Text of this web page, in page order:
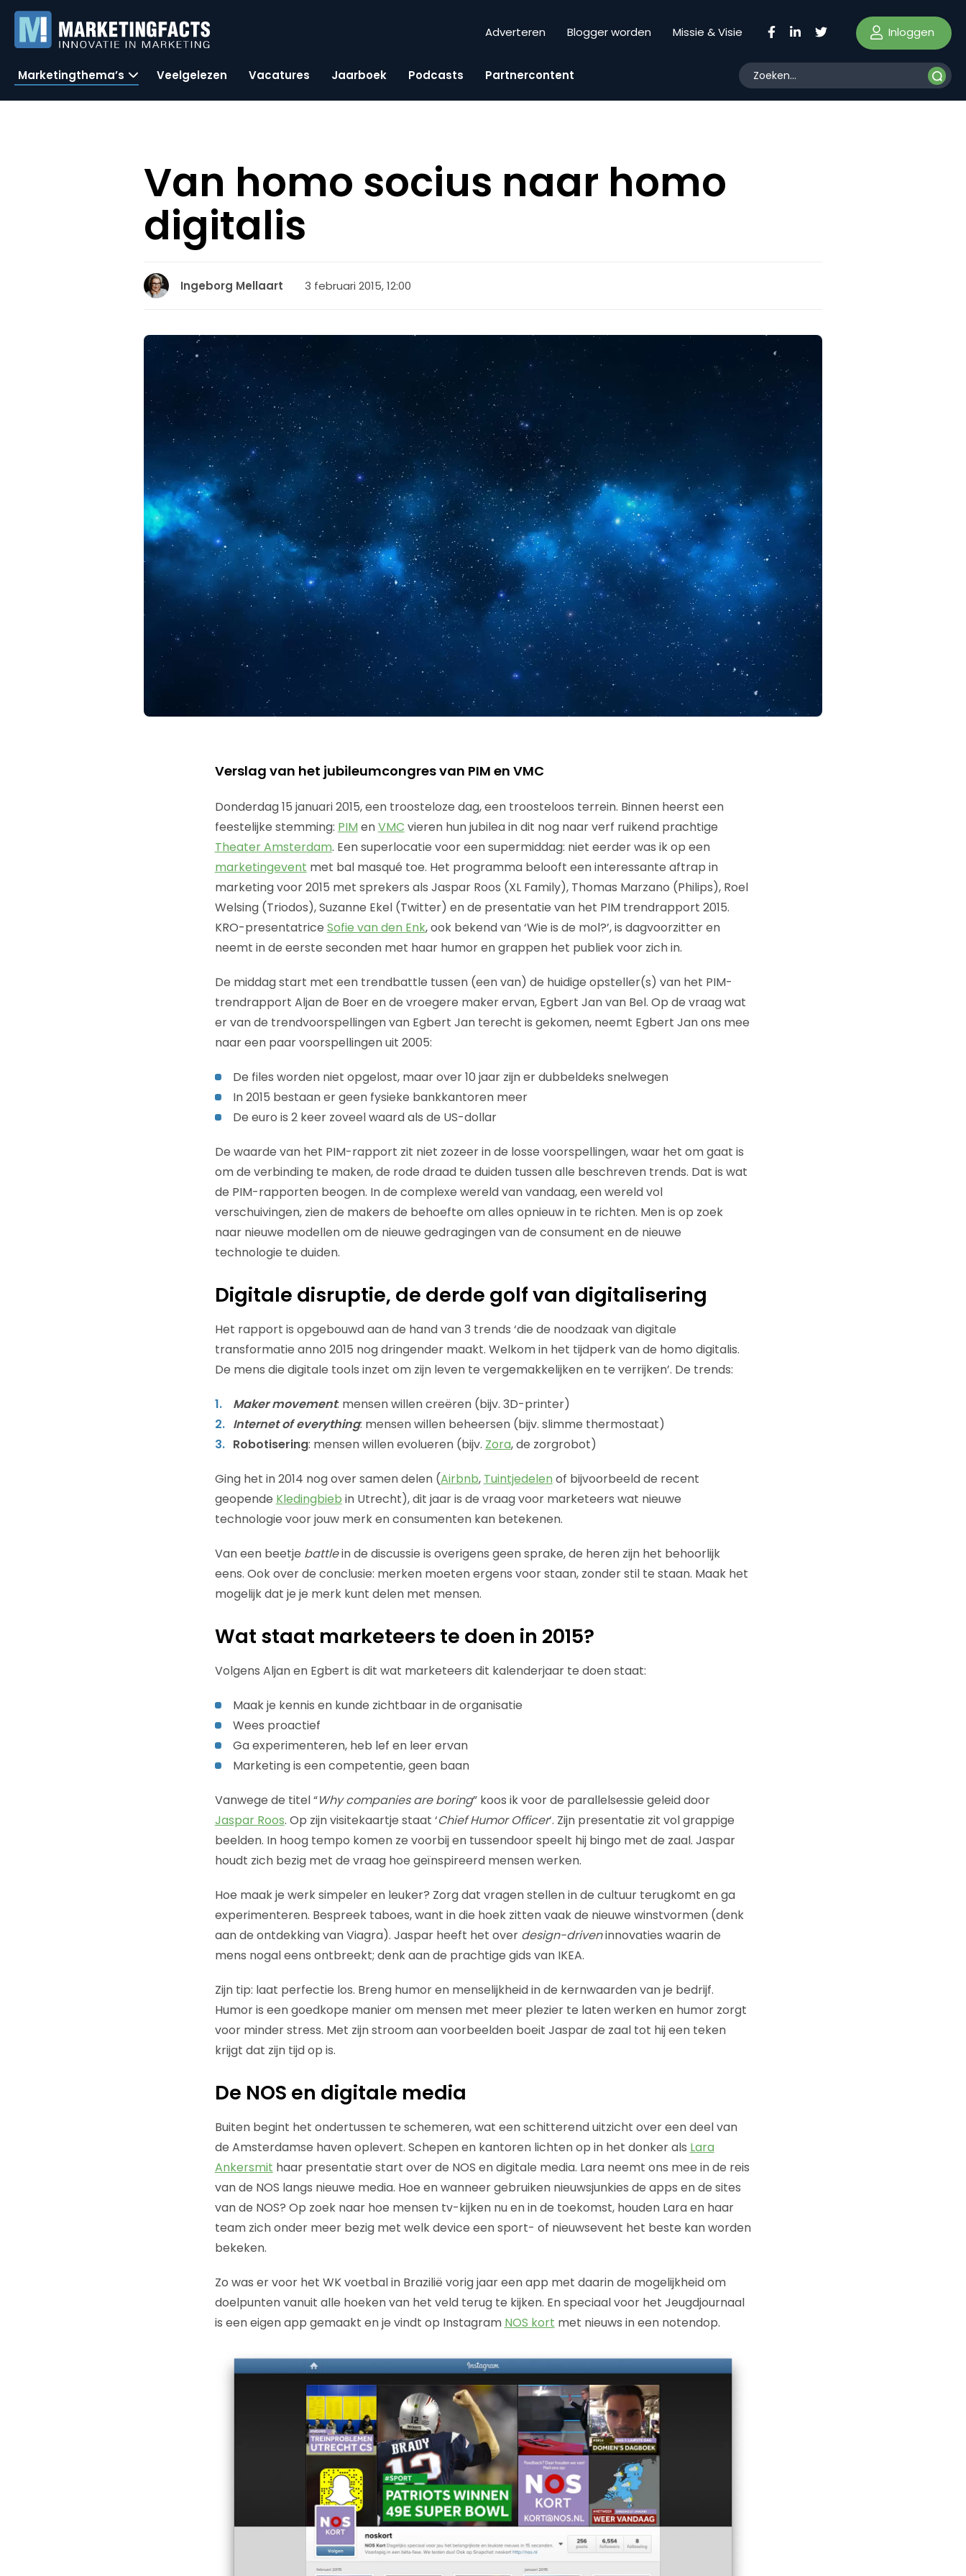
Adverteren Blogger worden Missie & Visie Inloggen
Marketingthema’s Veelgelezen Vacatures Jaarboek Podcasts Partnercontent
Van homo socius naar homo
digitalis
Ingeborg Mellaart 3 februari 2015, 12:00
Verslag van het jubileumcongres van PIM en VMC
Donderdag 15 januari 2015, een troosteloze dag, een troosteloos terrein. Binnen heerst een
feestelijke stemming: PIM enVMC vieren hun jubilea in dit nog naar verf ruikend prachtige
Theater Amsterdam. Een superlocatie voor een supermiddag: niet eerder was ik op een
marketingevent met bal masqué toe. Het programma belooft een interessante aftrap in
marketing voor 2015 met sprekers als Jaspar Roos (XL Family), Thomas Marzano (Philips), Roel
Welsing (Triodos), Suzanne Ekel (Twitter) en de presentatie van het PIM trendrapport 2015.
KRO-presentatrice Sofie van den Enk, ook bekend van ‘Wie is de mol?’, is dagvoorzitter en
neemt in de eerste seconden met haar humor en grappen het publiek voor zich in.
De middag start met een trendbattle tussen (een van) de huidige opsteller(s) van het PIM-
trendrapport Aljan de Boer en de vroegere maker ervan, Egbert Jan van Bel. Op de vraag wat
er van de trendvoorspellingen van Egbert Jan terecht is gekomen, neemt Egbert Jan ons mee
naar een paar voorspellingen uit 2005:
De files worden niet opgelost, maar over 10 jaar zijn er dubbeldeks snelwegen
In 2015 bestaan er geen fysieke bankkantoren meer
De euro is 2 keer zoveel waard als de US-dollar
De waarde van het PIM-rapport zit niet zozeer in de losse voorspellingen, waar het om gaat is
om de verbinding te maken, de rode draad te duiden tussen alle beschreven trends. Dat is wat
de PIM-rapporten beogen. In de complexe wereld van vandaag, een wereld vol
verschuivingen, zien de makers de behoefte om alles opnieuw in te richten. Men is op zoek
naar nieuwe modellen om de nieuwe gedragingen van de consument en de nieuwe
technologie te duiden.
Digitale disruptie, de derde golf van digitalisering
Het rapport is opgebouwd aan de hand van 3 trends ‘die de noodzaak van digitale
transformatie anno 2015 nog dringender maakt. Welkom in het tijdperk van de homo digitalis.
De mens die digitale tools inzet om zijn leven te vergemakkelijken en te verrijken’. De trends:
Maker movement: mensen willen creëren (bijv. 3D-printer)
Internet of everything: mensen willen beheersen (bijv. slimme thermostaat)
Robotisering: mensen willen evolueren (bijv. Zora, de zorgrobot)
Ging het in 2014 nog over samen delen (Airbnb, Tuintjedelen of bijvoorbeeld de recent
geopende Kledingbieb in Utrecht), dit jaar is de vraag voor marketeers wat nieuwe
technologie voor jouw merk en consumenten kan betekenen.
Van een beetje battlein de discussie is overigens geen sprake, de heren zijn het behoorlijk
eens. Ook over de conclusie: merken moeten ergens voor staan, zonder stil te staan. Maak het
mogelijk dat je je merk kunt delen met mensen.
Wat staat marketeers te doen in 2015?
Volgens Aljan en Egbert is dit wat marketeers dit kalenderjaar te doen staat:
Maak je kennis en kunde zichtbaar in de organisatie
Wees proactief
Ga experimenteren, heb lef en leer ervan
Marketing is een competentie, geen baan
Vanwege de titel “Why companies are boring” koos ik voor de parallelsessie geleid door
Jaspar Roos. Op zijn visitekaartje staat ‘Chief Humor Officer‘. Zijn presentatie zit vol grappige
beelden. In hoog tempo komen ze voorbij en tussendoor speelt hij bingo met de zaal. Jaspar
houdt zich bezig met de vraag hoe geïnspireerd mensen werken.
Hoe maak je werk simpeler en leuker? Zorg dat vragen stellen in de cultuur terugkomt en ga
experimenteren. Bespreek taboes, want in die hoek zitten vaak de nieuwe winstvormen (denk
aan de ontdekking van Viagra). Jaspar heeft het over design-driveninnovaties waarin de
mens nogal eens ontbreekt; denk aan de prachtige gids van IKEA.
Zijn tip: laat perfectie los. Breng humor en menselijkheid in de kernwaarden van je bedrijf.
Humor is een goedkope manier om mensen met meer plezier te laten werken en humor zorgt
voor minder stress. Met zijn stroom aan voorbeelden boeit Jaspar de zaal tot hij een teken
krijgt dat zijn tijd op is.
De NOS en digitale media
Buiten begint het ondertussen te schemeren, wat een schitterend uitzicht over een deel van
de Amsterdamse haven oplevert. Schepen en kantoren lichten op in het donker als Lara
Ankersmit haar presentatie start over de NOS en digitale media. Lara neemt ons mee in de reis
van de NOS langs nieuwe media. Hoe en wanneer gebruiken nieuwsjunkies de apps en de sites
van de NOS? Op zoek naar hoe mensen tv-kijken nu en in de toekomst, houden Lara en haar
team zich onder meer bezig met welk device een sport- of nieuwsevent het beste kan worden
bekeken.
Zo was er voor het WK voetbal in Brazilië vorig jaar een app met daarin de mogelijkheid om
doelpunten vanuit alle hoeken van het veld terug te kijken. En speciaal voor het Jeugdjournaal
is een eigen app gemaakt en je vindt op Instagram NOS kort met nieuws in een notendop.